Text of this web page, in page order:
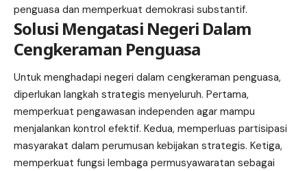
penguasa dan memperkuat demokrasi substantif.
Solusi Mengatasi Negeri Dalam
Cengkeraman Penguasa
Untuk menghadapi negeri dalam cengkeraman penguasa,
diperlukan langkah strategis menyeluruh. Pertama,
memperkuat pengawasan independen agar mampu
menjalankan kontrol efektif. Kedua, memperluas partisipasi
masyarakat dalam perumusan kebijakan strategis. Ketiga,
memperkuat fungsi lembaga permusyawaratan sebagai